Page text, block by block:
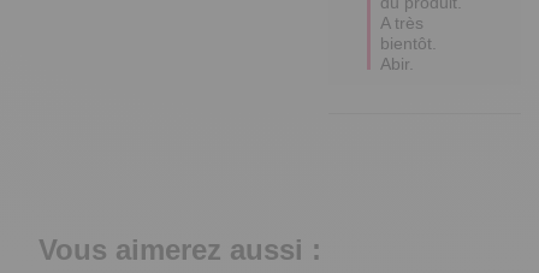
A très
bientôt.
Abir.
Vous aimerez aussi :